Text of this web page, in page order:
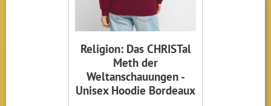
Religion: Das CHRISTal
Meth der
Weltanschauungen -
Unisex Hoodie Bordeaux